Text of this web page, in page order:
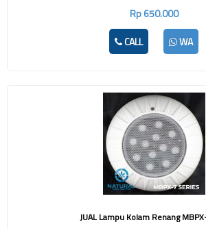
Rp 650.000
CALL
WA
JUAL Lampu Kolam Renang